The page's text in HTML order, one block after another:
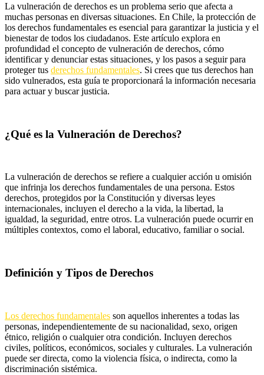
La vulneración de derechos es un problema serio que afecta a
muchas personas en diversas situaciones. En Chile, la protección de
los derechos fundamentales es esencial para garantizar la justicia y el
bienestar de todos los ciudadanos. Este artículo explora en
profundidad el concepto de vulneración de derechos, cómo
identificar y denunciar estas situaciones, y los pasos a seguir para
proteger tus derechos fundamentales. Si crees que tus derechos han
sido vulnerados, esta guía te proporcionará la información necesaria
para actuar y buscar justicia.
¿Qué es la Vulneración de Derechos?
La vulneración de derechos se refiere a cualquier acción u omisión
que infrinja los derechos fundamentales de una persona. Estos
derechos, protegidos por la Constitución y diversas leyes
internacionales, incluyen el derecho a la vida, la libertad, la
igualdad, la seguridad, entre otros. La vulneración puede ocurrir en
múltiples contextos, como el laboral, educativo, familiar o social.
Definición y Tipos de Derechos
Los derechos fundamentales son aquellos inherentes a todas las
personas, independientemente de su nacionalidad, sexo, origen
étnico, religión o cualquier otra condición. Incluyen derechos
civiles, políticos, económicos, sociales y culturales. La vulneración
puede ser directa, como la violencia física, o indirecta, como la
discriminación sistémica.